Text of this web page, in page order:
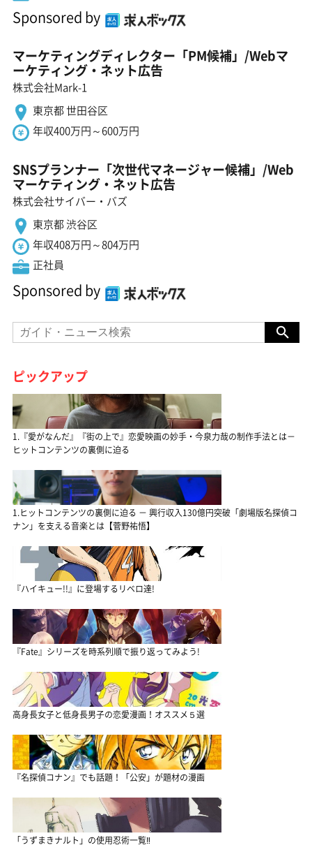
Sponsored by
マーケティングディレクター「PM候補」/Webマ
ーケティング・ネット広告
株式会社Mark-1
東京都 世田谷区
年収400万円～600万円
SNSプランナー「次世代マネージャー候補」/Web
マーケティング・ネット広告
株式会社サイバー・バズ
東京都 渋谷区
年収408万円～804万円
正社員
Sponsored by
ピックアップ
1.『愛がなんだ』『街の上で』恋愛映画の妙手・今泉力哉の制作手法とは－
ヒットコンテンツの裏側に迫る
1.ヒットコンテンツの裏側に迫る － 興行収入130億円突破「劇場版名探偵コ
ナン」を支える音楽とは【菅野祐悟】
『ハイキュー!!』に登場するリベロ達!
『Fate』シリーズを時系列順で振り返ってみよう!
高身長女子と低身長男子の恋愛漫画！オススメ５選
『名探偵コナン』でも話題！「公安」が題材の漫画
「うずまきナルト」の使用忍術一覧‼